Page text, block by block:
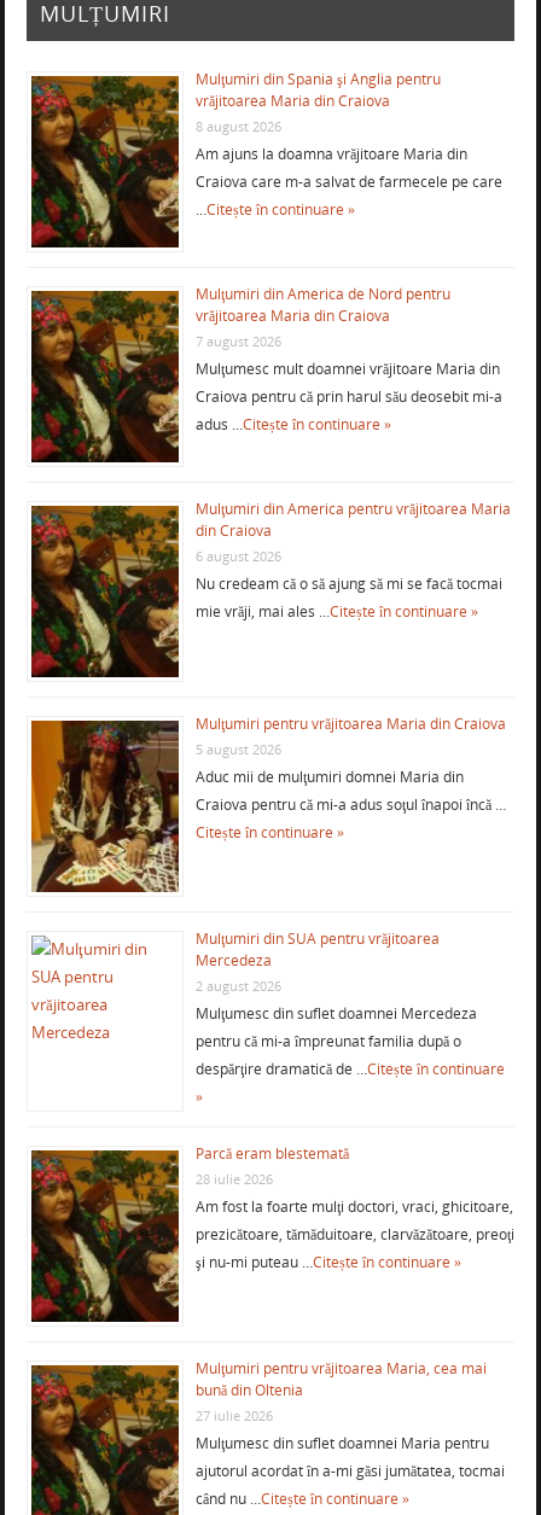
MULȚUMIRI
Mulţumiri din Spania şi Anglia pentru
vrăjitoarea Maria din Craiova
8 august 2026
Am ajuns la doamna vrăjitoare Maria din
Craiova care m-a salvat de farmecele pe care
…Citește în continuare »
Mulţumiri din America de Nord pentru
vrăjitoarea Maria din Craiova
7 august 2026
Mulţumesc mult doamnei vrăjitoare Maria din
Craiova pentru că prin harul său deosebit mi-a
adus …Citește în continuare »
Mulţumiri din America pentru vrăjitoarea Maria
din Craiova
6 august 2026
Nu credeam că o să ajung să mi se facă tocmai
mie vrăji, mai ales …Citește în continuare »
Mulţumiri pentru vrăjitoarea Maria din Craiova
5 august 2026
Aduc mii de mulţumiri domnei Maria din
Craiova pentru că mi-a adus soţul înapoi încă …
Citește în continuare »
Mulţumiri din SUA pentru vrăjitoarea
Mercedeza
2 august 2026
Mulţumesc din suflet doamnei Mercedeza
pentru că mi-a împreunat familia după o
despărţire dramatică de …Citește în continuare
»
Parcă eram blestemată
28 iulie 2026
Am fost la foarte mulţi doctori, vraci, ghicitoare,
prezicătoare, tămăduitoare, clarvăzătoare, preoţi
şi nu-mi puteau …Citește în continuare »
Mulţumiri pentru vrăjitoarea Maria, cea mai
bună din Oltenia
27 iulie 2026
Mulţumesc din suflet doamnei Maria pentru
ajutorul acordat în a-mi găsi jumătatea, tocmai
când nu …Citește în continuare »